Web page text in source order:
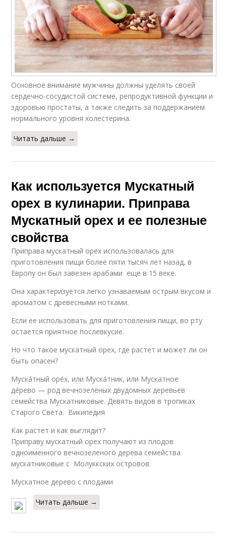
Основное внимание мужчины должны уделять своей
сердечно-сосудистой системе, репродуктивной функции и
здоровью простаты, а также следить за поддержанием
нормального уровня холестерина.
Читать дальше →
Как используется Мускатный
орех в кулинарии. Приправа
Мускатный орех и ее полезные
свойства
Приправа мускатный орех использовалась для
приготовления пищи более пяти тысяч лет назад, в
Европу он был завезен арабами еще в 15 веке.
Она характеризуется легко узнаваемым острым вкусом и
ароматом с древесными нотками.
Если ее использовать для приготовления пищи, во рту
остается приятное послевкусие.
Но что такое мускатный орех, где растет и может ли он
быть опасен?
Муска́тный оре́х, или Муска́тник, или Мускатное
де́рево — род вечнозелёных двудомных деревьев
семейства Мускатниковые. Девять видов в тропиках
Старого Света. Википедия
Как растет и как выглядит?
Приправу мускатный орех получают из плодов
одноименного вечнозеленого дерева семейства
мускатниковые с Молуккских островов.
Мускатное дерево с плодами
Читать дальше →